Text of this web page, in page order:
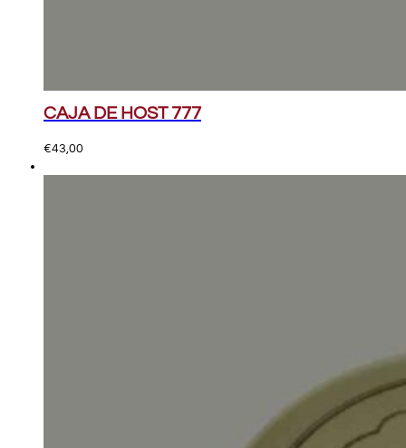
CAJA DE HOST 777
€43,00